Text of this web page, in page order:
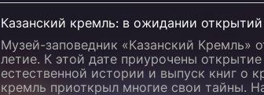
Казанский кремль: в ожидании открытий
Музей-заповедник «Казанский Кремль»
летие. К этой дате приурочены
естественной истории и выпуск книг о
кремль приоткрыл многие свои тайны.